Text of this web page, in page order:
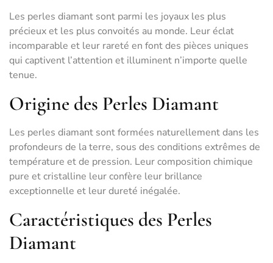
Les perles diamant sont parmi les joyaux les plus
précieux et les plus convoités au monde. Leur éclat
incomparable et leur rareté en font des pièces uniques
qui captivent l’attention et illuminent n’importe quelle
tenue.
Origine des Perles Diamant
Les perles diamant sont formées naturellement dans les
profondeurs de la terre, sous des conditions extrêmes de
température et de pression. Leur composition chimique
pure et cristalline leur confère leur brillance
exceptionnelle et leur dureté inégalée.
Caractéristiques des Perles
Diamant